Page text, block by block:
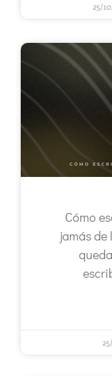
25/
Cómo
jamás de